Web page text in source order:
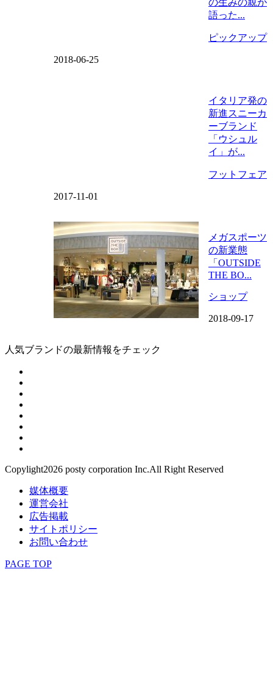
語った...
ピックアップ
2018-06-25
イタリア発の
新進スニーカ
ーブランド
「ウシュル
イ」が...
フットフェア
2017-11-01
メガスポーツ
の新業態
「OUTSIDE
THE BO...
ショップ
2018-09-17
人気ブランドの最新情報をチェック
Copylight2026 posty corporation Inc.All Right Reserved
媒体概要
運営会社
広告掲載
サイトポリシー
お問い合わせ
PAGE TOP